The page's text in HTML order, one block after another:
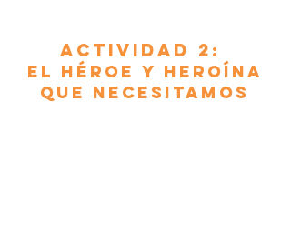
Actividad 2:
el héroe y heroína
que necesitamos